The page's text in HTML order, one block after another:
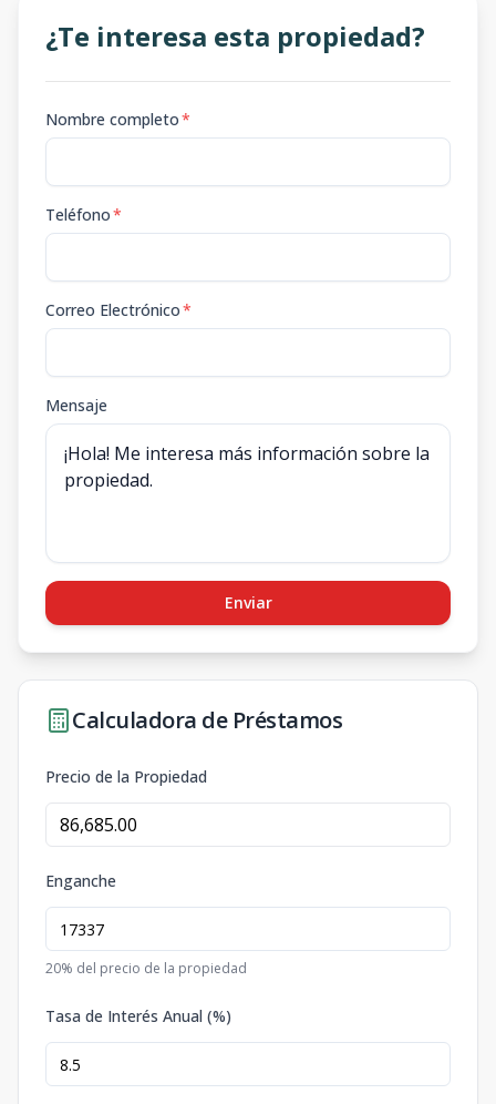
¿Te interesa esta propiedad?
Nombre completo*
Teléfono*
Correo Electrónico*
Mensaje
Enviar
Calculadora de Préstamos
Precio de la Propiedad
Enganche
20% del precio de la propiedad
Tasa de Interés Anual (%)